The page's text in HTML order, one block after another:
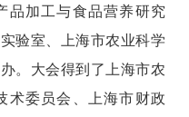
品加工与食品营养研究
验室、上海市农业科学
。大会得到了上海市农
术委员会、上海市财政